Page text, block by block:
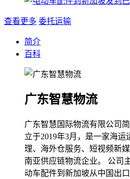
查看更多 委托运输
简介
百科
广东智慧物流
广东智慧国际物流有限公司
立于2019年3月，是一家海运
理、海外仓服务、短视频新
南亚供应链物流企业。 公司
动车配件到新加坡从中国出